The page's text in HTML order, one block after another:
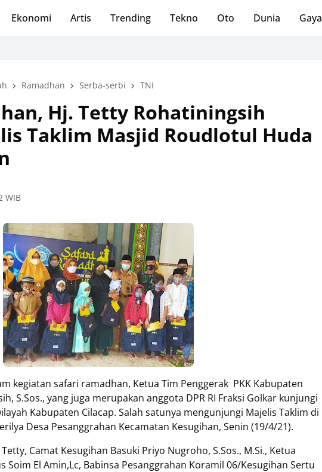
Ekonomi Artis Trending Tekno Oto Dunia Gaya
Ramadhan Serba-serbi TNI
Hj. Tetty Rohatiningsih
Taklim Masjid Roudlotul Huda
WIB
kegiatan safari ramadhan, Ketua Tim Penggerak PKK Kabupaten
S.Sos., yang juga merupakan anggota DPR RI Fraksi Golkar kunjungi
Kabupaten Cilacap. Salah satunya mengunjungi Majelis Taklim di
Desa Pesanggrahan Kecamatan Kesugihan, Senin (19/4/21).
Camat Kesugihan Basuki Priyo Nugroho, S.Sos., M.Si., Ketua
Soim El Amin,Lc, Babinsa Pesanggrahan Koramil 06/Kesugihan Sertu